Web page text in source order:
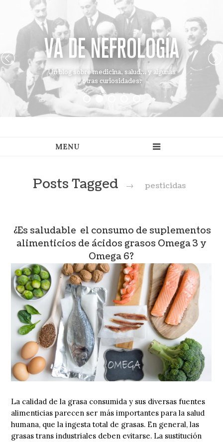
VA DE NEFROLOGÍA
Un blog sobre medicina, salud... y algunas
otras curiosidades.
Posts Tagged → pesticidas
¿Es saludable el consumo de suplementos
alimenticios de ácidos grasos Omega 3 y
Omega 6?
La calidad de la grasa consumida y sus diversas fuentes
alimenticias parecen ser más importantes para la salud
humana, que la ingesta total de grasas. En general, las
grasas trans industriales deben evitarse. La sustitución